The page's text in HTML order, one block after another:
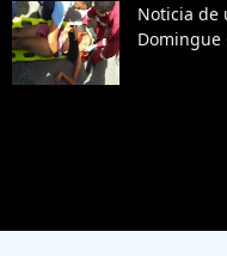
Noticia de
Domingue